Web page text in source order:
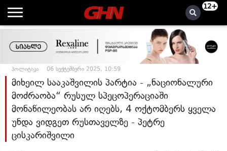
12+
პოლიტიკა 06 სექტემბერი 2025, 10:59
მიხეილ სააკაშვილის პარტია - „ნაციონალური
მოძრაობა“ რუსულ სპეცოპერაციაში
მონაწილეობას არ იღებს, 4 ოქტომბერს ყველა
უნდა ვიდგეთ რუსთაველზე - პეტრე
ცისკარიშვილი